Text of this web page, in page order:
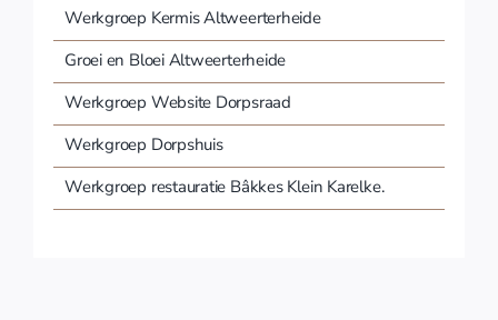
Werkgroep Kermis Altweerterheide
Groei en Bloei Altweerterheide
Werkgroep Website Dorpsraad
Werkgroep Dorpshuis
Werkgroep restauratie Bâkkes Klein Karelke.